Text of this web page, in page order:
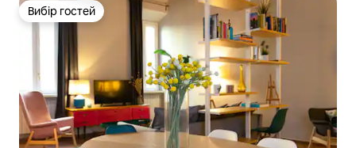
Вибір гостей
Вибір гостей